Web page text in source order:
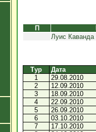
П
Луис Каванда
Тур Дата
1
29.08.2010
2
12.09.2010
3
18.09.2010
4
22.09.2010
5
26.09.2010
6
03.10.2010
7
17.10.2010